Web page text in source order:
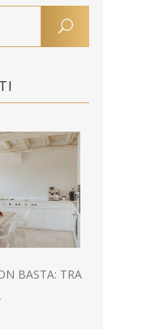
BASTA: TRA